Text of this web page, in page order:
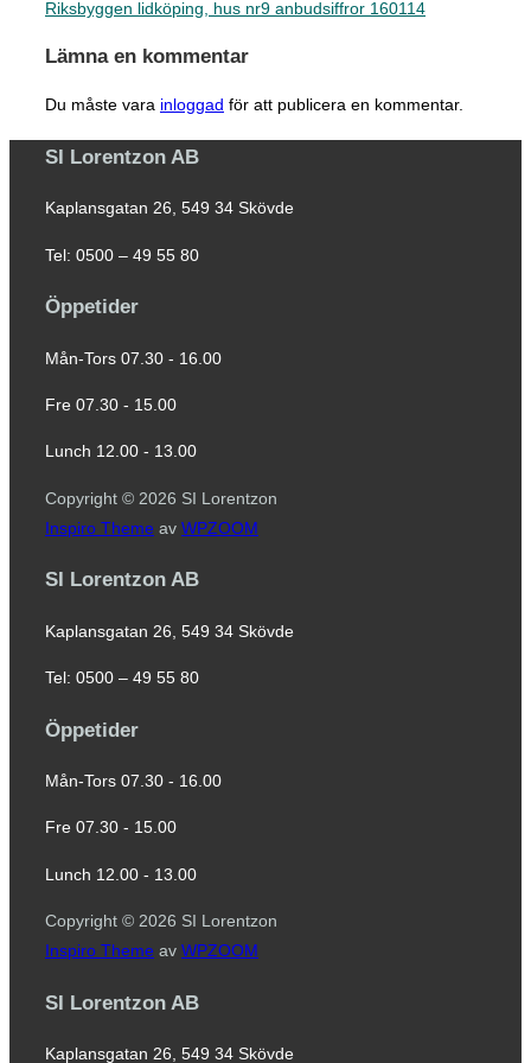
Riksbyggen lidköping, hus nr9 anbudsiffror 160114
Lämna en kommentar
Du måste vara inloggad för att publicera en kommentar.
SI Lorentzon AB
Kaplansgatan 26, 549 34 Skövde
Tel: 0500 – 49 55 80
Öppetider
Mån-Tors 07.30 - 16.00
Fre 07.30 - 15.00
Lunch 12.00 - 13.00
Copyright © 2026 SI Lorentzon
Inspiro Theme av WPZOOM
SI Lorentzon AB
Kaplansgatan 26, 549 34 Skövde
Tel: 0500 – 49 55 80
Öppetider
Mån-Tors 07.30 - 16.00
Fre 07.30 - 15.00
Lunch 12.00 - 13.00
Copyright © 2026 SI Lorentzon
Inspiro Theme av WPZOOM
SI Lorentzon AB
Kaplansgatan 26, 549 34 Skövde